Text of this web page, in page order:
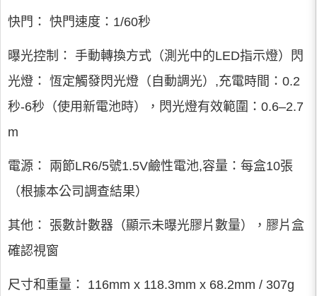
快門： 快門速度：1/60秒
曝光控制： 手動轉換方式（測光中的LED指示燈）閃
光燈： 恆定觸發閃光燈（自動調光）,充電時間：0.2
秒-6秒（使用新電池時），閃光燈有效範圍：0.6–2.7
m
電源： 兩節LR6/5號1.5V鹼性電池,容量：每盒10張
（根據本公司調查結果）
其他： 張數計數器（顯示未曝光膠片數量），膠片盒
確認視窗
尺寸和重量： 116mm x 118.3mm x 68.2mm / 307g